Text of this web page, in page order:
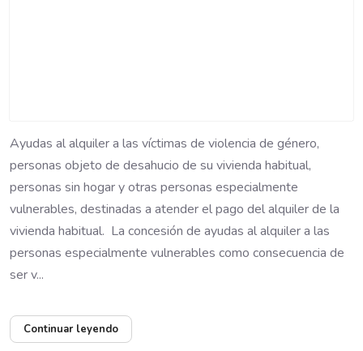
Ayudas al alquiler a las víctimas de violencia de género,
personas objeto de desahucio de su vivienda habitual,
personas sin hogar y otras personas especialmente
vulnerables, destinadas a atender el pago del alquiler de la
vivienda habitual. La concesión de ayudas al alquiler a las
personas especialmente vulnerables como consecuencia de
ser v...
Continuar leyendo